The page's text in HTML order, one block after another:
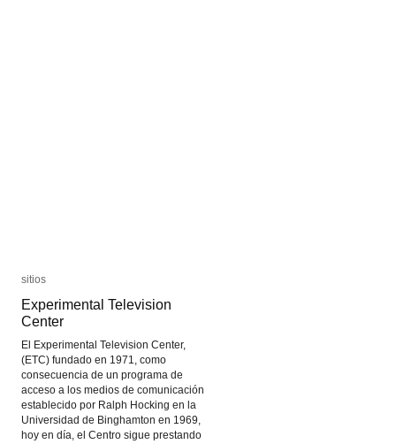
sitios
Experimental Television
Center
El Experimental Television Center,
(ETC) fundado en 1971, como
consecuencia de un programa de
acceso a los medios de comunicación
establecido por Ralph Hocking en la
Universidad de Binghamton en 1969,
hoy en día, el Centro sigue prestando
sitios
Experimental Television
Center